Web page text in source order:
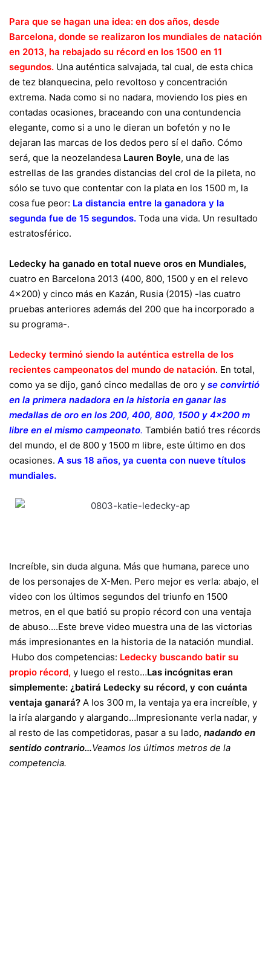
Para que se hagan una idea: en dos años, desde
Barcelona, donde se realizaron los mundiales de natación
en 2013, ha rebajado su récord en los 1500 en 11
segundos. Una auténtica salvajada, tal cual, de esta chica
de tez blanquecina, pelo revoltoso y concentración
extrema. Nada como si no nadara, moviendo los pies en
contadas ocasiones, braceando con una contundencia
elegante, como si a uno le dieran un bofetón y no le
dejaran las marcas de los dedos pero sí el daño. Cómo
será, que la neozelandesa Lauren Boyle, una de las
estrellas de las grandes distancias del crol de la pileta, no
sólo se tuvo que contentar con la plata en los 1500 m, la
cosa fue peor: La distancia entre la ganadora y la
segunda fue de 15 segundos. Toda una vida. Un resultado
estratosférico.
Ledecky ha ganado en total nueve oros en Mundiales,
cuatro en Barcelona 2013 (400, 800, 1500 y en el relevo
4×200) y cinco más en Kazán, Rusia (2015) -las cuatro
pruebas anteriores además del 200 que ha incorporado a
su programa-.
Ledecky terminó siendo la auténtica estrella de los
recientes campeonatos del mundo de natación. En total,
como ya se dijo, ganó cinco medallas de oro y se convirtió
en la primera nadadora en la historia en ganar las
medallas de oro en los 200, 400, 800, 1500 y 4×200 m
libre en el mismo campeonato. También batió tres récords
del mundo, el de 800 y 1500 m libre, este último en dos
ocasiones. A sus 18 años, ya cuenta con nueve títulos
mundiales.
Increíble, sin duda alguna. Más que humana, parece uno
de los personajes de X-Men. Pero mejor es verla: abajo, el
video con los últimos segundos del triunfo en 1500
metros, en el que batió su propio récord con una ventaja
de abuso….Este breve video muestra una de las victorias
más impresionantes en la historia de la natación mundial.
Hubo dos competencias: Ledecky buscando batir su
propio récord, y luego el resto…Las incógnitas eran
simplemente: ¿batirá Ledecky su récord, y con cuánta
ventaja ganará? A los 300 m, la ventaja ya era increíble, y
la iría alargando y alargando…Impresionante verla nadar, y
al resto de las competidoras, pasar a su lado, nadando en
sentido contrario…Veamos los últimos metros de la
competencia.